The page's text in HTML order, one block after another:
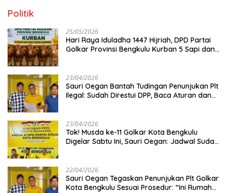
Politik
25/05/2026
Hari Raya Iduladha 1447 Hijriah, DPD Partai
Golkar Provinsi Bengkulu Kurban 5 Sapi dan 1
23/04/2026
Sauri Oegan Bantah Tudingan Penunjukan Plt
Ilegal: Sudah Direstui DPP, Baca Aturan dan
23/04/2026
‎Tok! Musda ke-11 Golkar Kota Bengkulu
Digelar Sabtu Ini, Sauri Oegan: Jadwal Sudah
22/04/2026
Sauri Oegan Tegaskan Penunjukan Plt Golkar
Kota Bengkulu Sesuai Prosedur: “Ini Rumah